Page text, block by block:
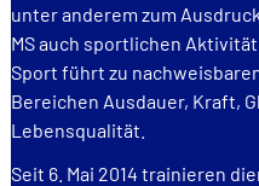
unter anderem zum
MS auch sportlichen
Sport führt zu
Bereichen Ausdauer, Kraft,
Lebensqualität.
Seit 6. Mai 2014 trainieren